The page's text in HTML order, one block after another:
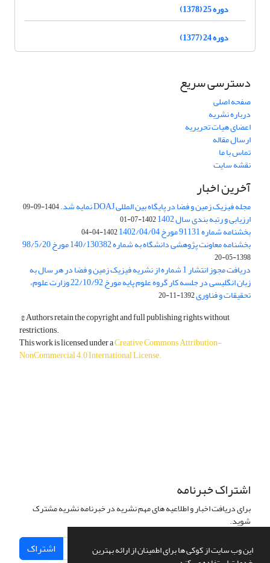
این وب سایت از کوکی ها برای اطمینان از ارائه بهترین
دوره 25 (1378)
دوره 24 (1377)
دسترسی سریع
صفحه اصلی
درباره نشریه
اعضای هیات تحریریه
ارسال مقاله
تماس با ما
نقشه سایت
آخرین اخبار
مجله فیزیک زمین و فضا در پایگاه بین المللی DOAJ نمایه شد. 1404-09-09
ارزیابی و رتبه بندی سال 1402 1402-07-01
بخشنامه شماره 91131 مورخ 1402/04/04 1402-04-04
بخشنامه معاونت پژوهشی دانشگاه به شماره 140/130382 مورخ 98/5/20
1398-05-20
دریافت مجوز انتشار 1 شماره از نشریه فیزیک زمین و فضا در هر سال به
زبان انگلیسی در جلسه کار گروه علوم پایه مورخ 22/10/92 وزارت علوم،
تحقیقات و فناوری1392-11-20
© Authors retain the copyright and full publishing rights without
restrictions.
This work is licensed under aCreative Commons Attribution-
NonCommercial 4.0 International License.
اشتراک خبرنامه
برای دریافت اخبار و اطلاعیه های مهم نشریه در خبرنامه نشریه مشترک
شوید.
اشتراک